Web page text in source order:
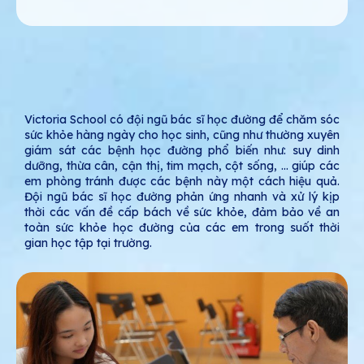
Victoria School có đội ngũ bác sĩ học đường để chăm sóc
sức khỏe hàng ngày cho học sinh, cũng như thường xuyên
giám sát các bệnh học đường phổ biến như: suy dinh
dưỡng, thừa cân, cận thị, tim mạch, cột sống, ... giúp các
em phòng tránh được các bệnh này một cách hiệu quả.
Đội ngũ bác sĩ học đường phản ứng nhanh và xử lý kịp
thời các vấn đề cấp bách về sức khỏe, đảm bảo về an
toàn sức khỏe học đường của các em trong suốt thời
gian học tập tại trường.